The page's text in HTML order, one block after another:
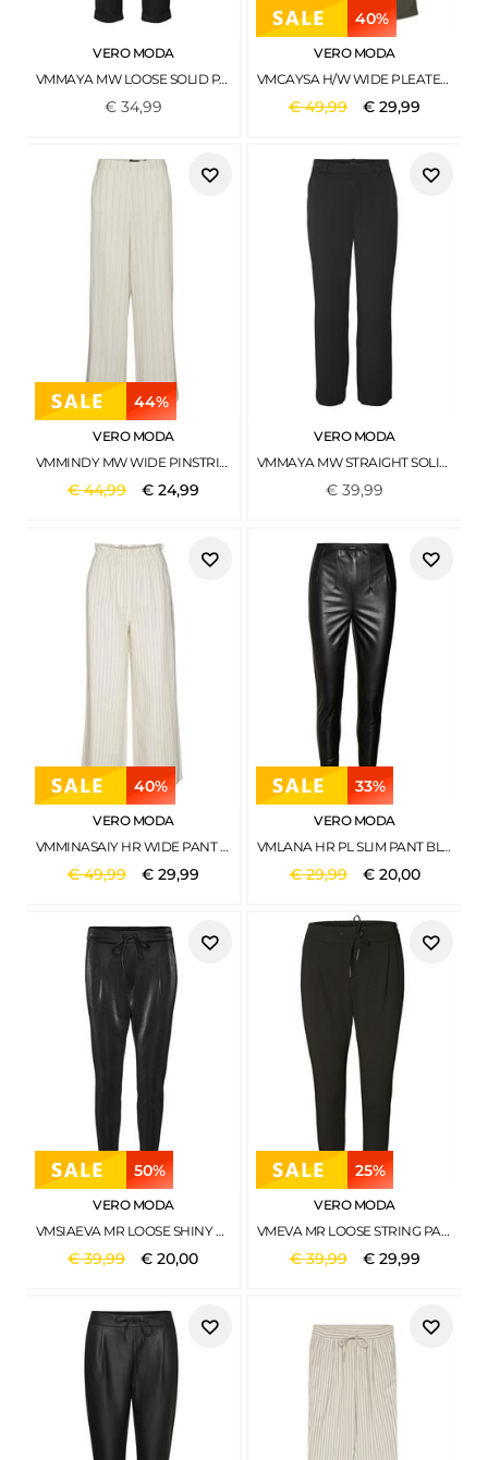
VERO MODA
VMMAYA MW LOOSE SOLID PANT NOOS DARK GREY MELANGE
€ 34,99
40%
VERO MODA
VMCAYSA H/W WIDE PLEATED PANT WVN EXP KALAMATA
€49,99 €29,99
44%
VERO MODA
VMMINDY MW WIDE PINSTRIPE LINEN PANT OATMEAL
€44,99 € 24,99
VERO MODA
VMMAYA MW STRAIGHT SOLID PANT NOOS BLACK
€39,99
40%
VERO MODA
VMMINASAIY HR WIDE PANT OATMEAL
€49,99 € 29,99
33%
VERO MODA
VMLANA HR PL SLIM PANT BLACK
€29,99 € 20,00
50%
VERO MODA
VMSIAEVA MR LOOSE SHINY STRING PANT BLACK
€39,99 €20,00
25%
VERO MODA
VMEVA MR LOOSE STRING PANT GA NOOS PEAT
€39,99 € 29,99